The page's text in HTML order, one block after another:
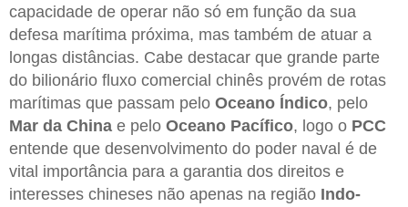
capacidade de operar não só em função da sua
defesa marítima próxima, mas também de atuar a
longas distâncias. Cabe destacar que grande parte
do bilionário fluxo comercial chinês provém de rotas
marítimas que passam pelo Oceano Índico, pelo
Mar da China e pelo Oceano Pacífico, logo o PCC
entende que desenvolvimento do poder naval é de
vital importância para a garantia dos direitos e
interesses chineses não apenas na região Indo-